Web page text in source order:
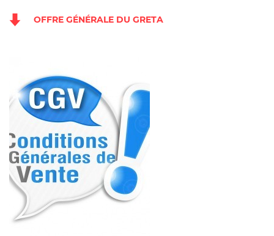
OFFRE GÉNÉRALE DU GRETA